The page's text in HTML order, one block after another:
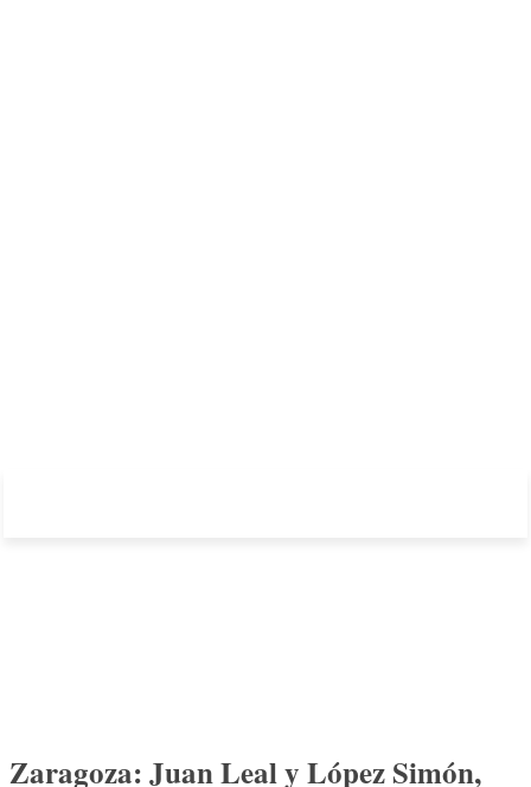
Zaragoza: Juan Leal y López Simón,